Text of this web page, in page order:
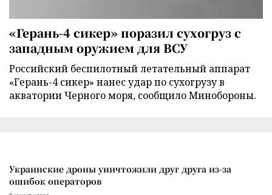
«Герань-4 сикер» поразил сухогруз с
западным оружием для ВСУ
Российский беспилотный летательный аппарат
«Герань-4 сикер» нанес удар по сухогрузу в
акватории Черного моря, сообщило Минобороны.
Украинские дроны уничтожили друг друга из-за
ошибок операторов